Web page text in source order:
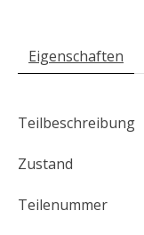
Eigenschaften
Teilbeschreibung
Zustand
Teilenummer